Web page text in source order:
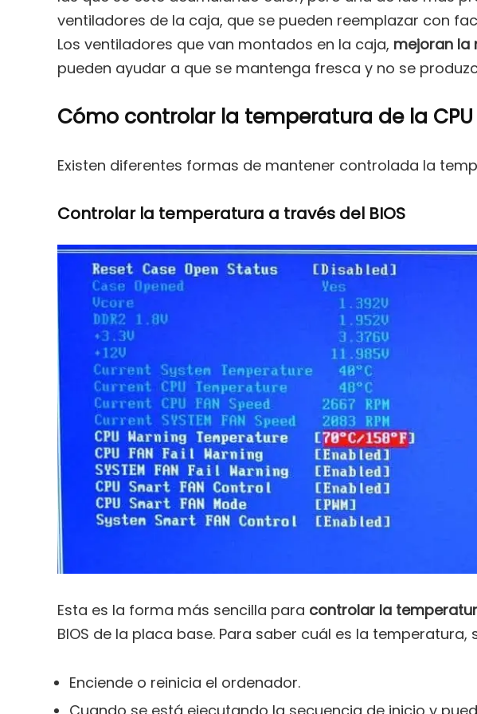
ventiladores de la caja, que se pueden reemplazar con
Los ventiladores que van montados en la caja, mejoran la
pueden ayudar a que se mantenga fresca y no se
Cómo controlar la temperatura de la CPU
Existen diferentes formas de mantener controlada la
Controlar la temperatura a través del BIOS
Esta es la forma más sencilla para controlar la
BIOS de la placa base. Para saber cuál es la
Enciende o reinicia el ordenador.